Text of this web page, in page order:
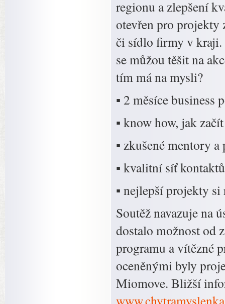
regionu a zlepšení
otevřen pro projekty
či sídlo firmy v kraji.
se můžou těšit na
tím má na mysli?
▪ 2 měsíce business
▪ know how, jak
▪ zkušené mentory
▪ kvalitní síť kontaktů
▪ nejlepší projekty
Soutěž navazuje na
dostalo možnost od
programu a vítězné
oceněnými byly
Miomove. Bližší